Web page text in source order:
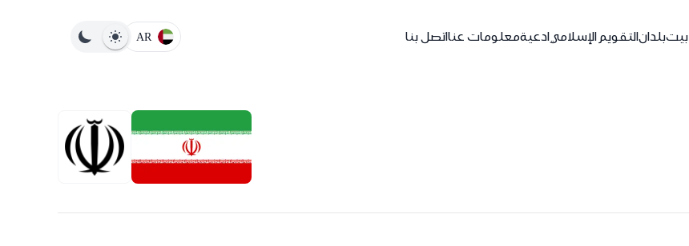
بيتبلدانالتقويم الإسلاميادعيةمعلومات عنااتصل بنا AR